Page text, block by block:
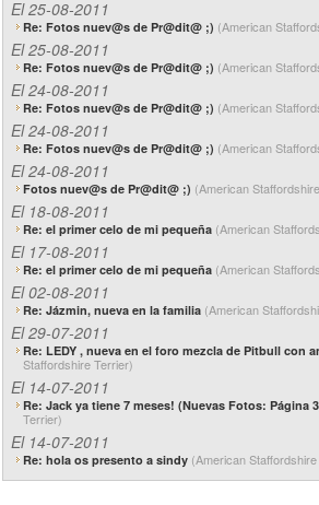
El 25-08-2011
Re: Fotos nuev@s de Pr@dit@ ;) (American
El 25-08-2011
Re: Fotos nuev@s de Pr@dit@ ;) (American
El 24-08-2011
Re: Fotos nuev@s de Pr@dit@ ;) (American
El 24-08-2011
Re: Fotos nuev@s de Pr@dit@ ;) (American
El 24-08-2011
Fotos nuev@s de Pr@dit@ ;) (American
El 18-08-2011
Re: el primer celo de mi pequeña (American
El 17-08-2011
Re: el primer celo de mi pequeña (American
El 02-08-2011
Re: Jázmin, nueva en la familia (American
El 29-07-2011
Re: LEDY , nueva en el foro mezcla de Pitbull con
Staffordshire Terrier)
El 14-07-2011
Re: Jack ya tiene 7 meses! (Nuevas Fotos: Página
Terrier)
El 14-07-2011
Re: hola os presento a sindy (American